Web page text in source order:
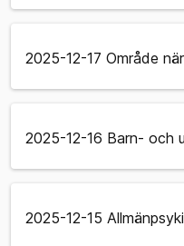
2025-12-17 Område
2025-12-16 Barn- och
2025-12-15